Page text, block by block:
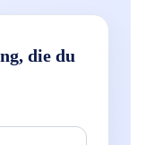
die du